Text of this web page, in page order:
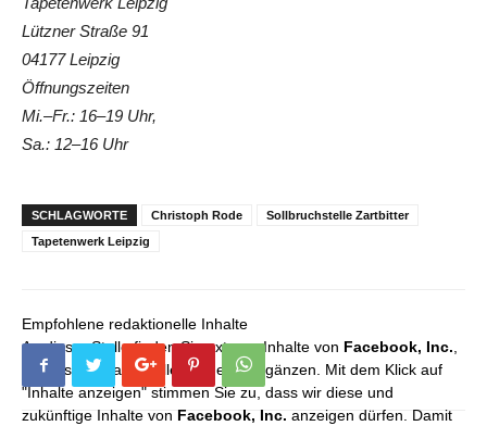
Lützner Straße 91
04177 Leipzig
Öffnungszeiten
Mi.–Fr.: 16–19 Uhr,
Sa.: 12–16 Uhr
SCHLAGWORTE Christoph Rode
Sollbruchstelle Zartbitter
Tapetenwerk Leipzig
Empfohlene redaktionelle Inhalte
An dieser Stelle finden Sie externe Inhalte von Facebook, Inc.,
die unser redaktionelles Angebot ergänzen. Mit dem Klick auf
"Inhalte anzeigen" stimmen Sie zu, dass wir diese und
zukünftige Inhalte von Facebook, Inc. anzeigen dürfen. Damit